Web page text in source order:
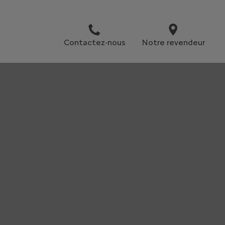
Contactez-nous Notre revendeur